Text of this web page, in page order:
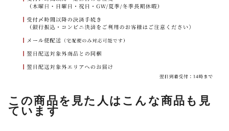
この商品を見た人はこんな商品も見
ています